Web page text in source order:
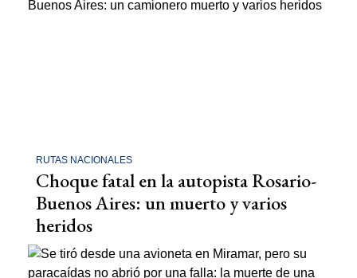
RUTAS NACIONALES
Choque fatal en la autopista Rosario-
Buenos Aires: un muerto y varios
heridos